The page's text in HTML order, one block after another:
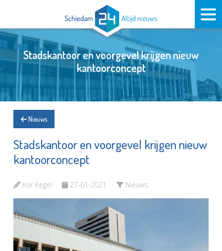
Stadskantoor en voorgevel krijgen nieuw
kantoorconcept
Nieuws
Stadskantoor en voorgevel krijgen nieuw
kantoorconcept
Kor Kegel 27-01-2021 Nieuws